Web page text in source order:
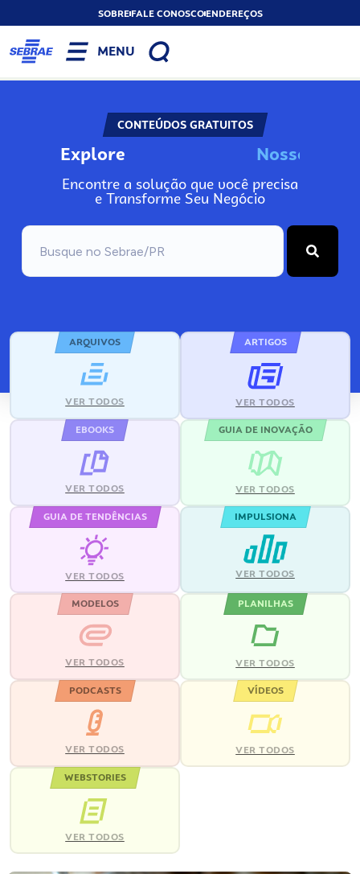
SOBREFALE CONOSCOENDEREÇOS
MENU
CONTEÚDOS GRATUITOS
Explore Nosso
Encontre a solução que você precisa
e Transforme Seu Negócio
ARQUIVOS
VER TODOS
ARTIGOS
VER TODOS
EBOOKS
VER TODOS
GUIA DE INOVAÇÃO
VER TODOS
GUIA DE TENDÊNCIAS
VER TODOS
IMPULSIONA
VER TODOS
MODELOS
VER TODOS
PLANILHAS
VER TODOS
PODCASTS
VER TODOS
VÍDEOS
VER TODOS
WEBSTORIES
VER TODOS